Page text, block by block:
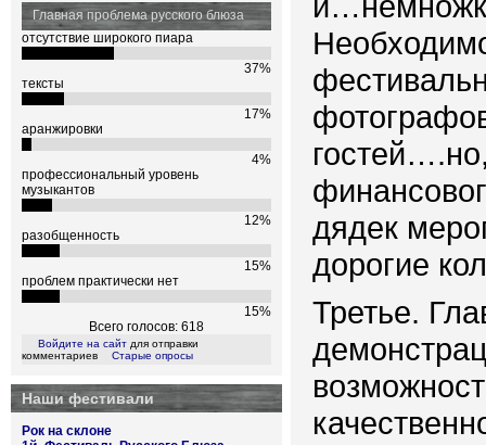
Главная проблема русского блюза
отсутствие широкого пиара
37%
тексты
17%
аранжировки
4%
профессиональный уровень
музыкантов
12%
разобщенность
15%
проблем практически нет
15%
Всего голосов: 618
Войдите на сайт для отправки
комментариев
Старые опросы
Наши фестивали
Рок на склоне
дядек
дорогие
Третье.